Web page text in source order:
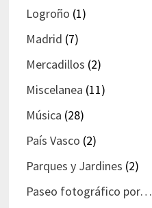
Logroño (1)
Madrid (7)
Mercadillos (2)
Miscelanea (11)
Música (28)
País Vasco (2)
Parques y Jardines (2)
Paseo fotográfico por…